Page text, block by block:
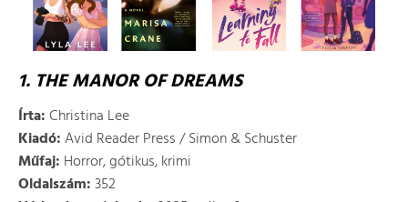
1. THE MANOR OF DREAMS
Írta:Christina Lee
Kiadó:Avid Reader Press / Simon & Schuster
Műfaj: Horror, gótikus, krimi
Oldalszám:352